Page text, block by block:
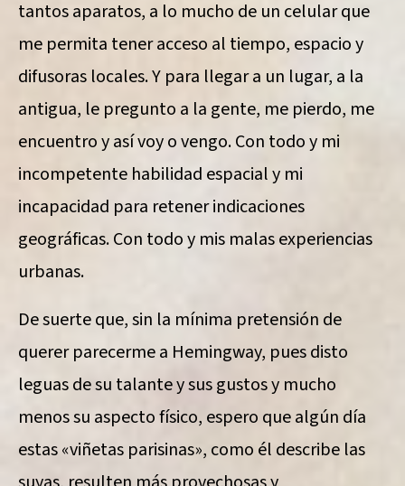
tantos aparatos, a lo mucho de un celular que
me permita tener acceso al tiempo, espacio y
difusoras locales. Y para llegar a un lugar, a la
antigua, le pregunto a la gente, me pierdo, me
encuentro y así voy o vengo. Con todo y mi
incompetente habilidad espacial y mi
incapacidad para retener indicaciones
geográficas. Con todo y mis malas experiencias
urbanas.
De suerte que, sin la mínima pretensión de
querer parecerme a Hemingway, pues disto
leguas de su talante y sus gustos y mucho
menos su aspecto físico, espero que algún día
estas «viñetas parisinas», como él describe las